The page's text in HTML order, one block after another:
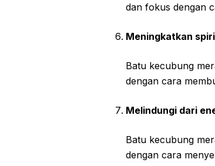
dan fokus dengan
Meningkatkan
Batu kecubung
dengan cara
Melindungi dari
Batu kecubung
dengan cara